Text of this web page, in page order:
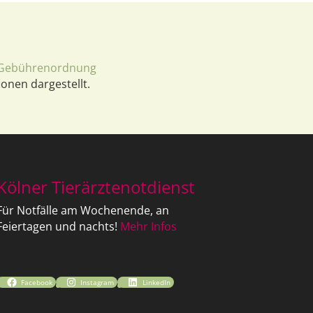
dargestellt.
Tierärztenotdienst
Notfälle am Wochenende, an
und nachts! Mehr Infos
Facebook Instagram LinkedIn